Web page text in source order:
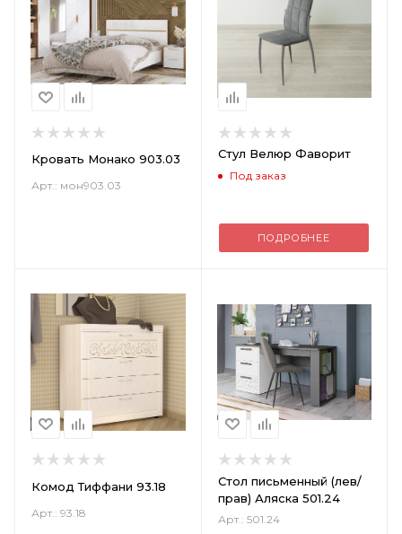
Кровать Монако 903.03
Арт.: мон903.03
Стул Велюр Фаворит
Под заказ
ПОДРОБНЕЕ
Комод Тиффани 93.18
Арт.: 93.18
Стол письменный (лев/
прав) Аляска 501.24
Арт.: 501.24